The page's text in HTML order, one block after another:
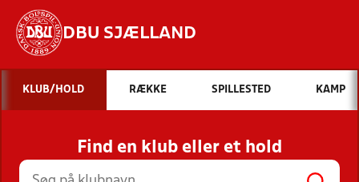
DBU SJÆLLAND
Hvad vil du søge efter?
INDHOLD OG NYHEDER
STILLINGER, RESULTATER, KLUBBER OG
HOLD
KLUB/HOLD RÆKKE SPILLESTED KAMP
Find en klub eller et hold